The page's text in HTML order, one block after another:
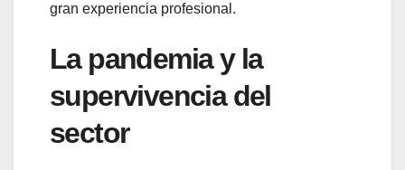
gran experiencia profesional.
La pandemia y la
supervivencia del
sector